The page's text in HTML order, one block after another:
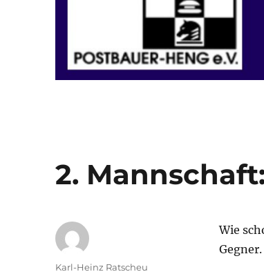
2.
Wie
Gegner.
Autor
Karl-Heinz Ratscheu